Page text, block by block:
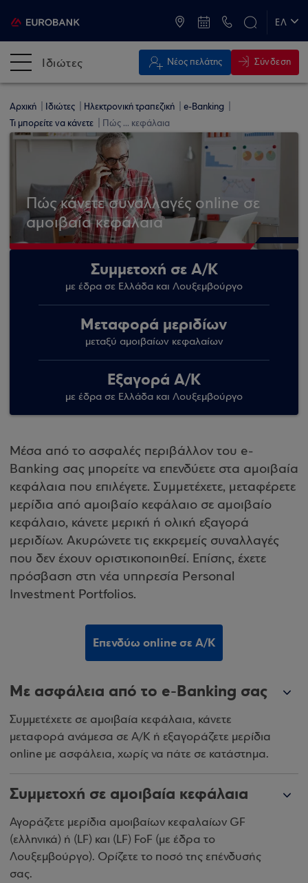
ΕΛ
Ιδιώτες Νέος πελάτης Σύνδεση
Αρχική Ιδιώτες Ηλεκτρονική τραπεζική
e-Banking
Τι μπορείτε να κάνετε
Πώς ... κεφάλαια
Πώς κάνετε συναλλαγές online σε
αμοιβαία κεφάλαια
Συμμετοχή σε Α/Κ
με έδρα σε Ελλάδα και Λουξεμβούργο
Μεταφορά μεριδίων
μεταξύ αμοιβαίων κεφαλαίων
Εξαγορά Α/Κ
με έδρα σε Ελλάδα και Λουξεμβούργο
Μέσα από το ασφαλές περιβάλλον του e-
Banking σας μπορείτε να επενδύετε στα αμοιβαία
κεφάλαια που επιλέγετε. Συμμετέχετε, μεταφέρετε
μερίδια από αμοιβαίο κεφάλαιο σε αμοιβαίο
κεφάλαιο, κάνετε μερική ή ολική εξαγορά
μεριδίων. Ακυρώνετε τις εκκρεμείς συναλλαγές
που δεν έχουν οριστικοποιηθεί. Επίσης, έχετε
πρόσβαση στη νέα υπηρεσία Personal
Investment Portfolios.
Επενδύω online σε Α/Κ
Με ασφάλεια από το e-Banking σας
Συμμετέχετε σε αμοιβαία κεφάλαια, κάνετε
μεταφορά ανάμεσα σε Α/Κ ή εξαγοράζετε μερίδια
online με ασφάλεια, χωρίς να πάτε σε κατάστημα.
Συμμετοχή σε αμοιβαία κεφάλαια
Αγοράζετε μερίδια αμοιβαίων κεφαλαίων GF
(ελληνικά) ή (LF) και (LF) FoF (με έδρα το
Λουξεμβούργο). Ορίζετε το ποσό της επένδυσής
σας.